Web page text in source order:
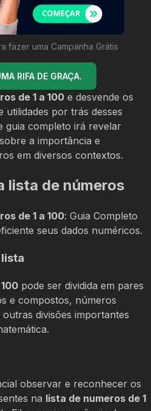
fazer uma Campanha Grátis
RIFA DE GRAÇA.
de 1 a 100 e desvende os
utilidades por trás desses
guia completo irá revelar
a importância e
em diversos contextos.
lista de números
de 1 a 100: Guia Completo
seus dados numéricos.
pode ser dividida em pares
e compostos, números
divisões importantes
observar e reconhecer os
na lista de numeros de 1